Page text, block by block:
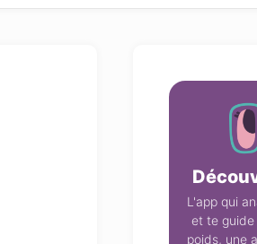
L'app qui
et te
poids, une